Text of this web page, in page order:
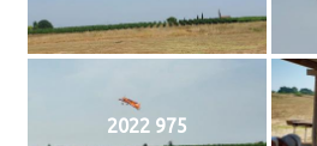
2022 975